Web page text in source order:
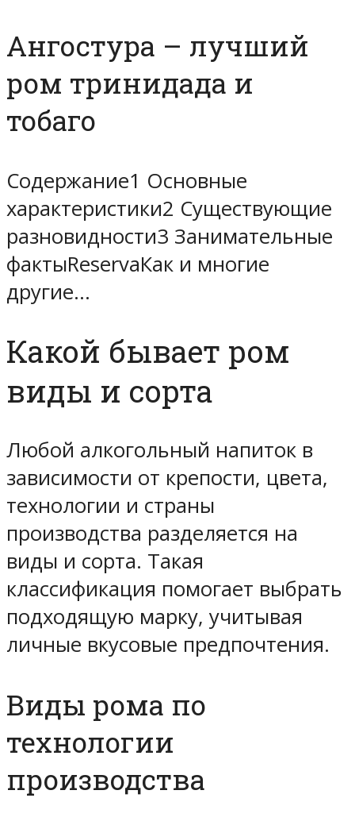
Ангостура – лучший
ром тринидада и
тобаго
Содержание1 Основные
характеристики2 Существующие
разновидности3 Занимательные
фактыReservaКак и многие
другие…
Какой бывает ром
виды и сорта
Любой алкогольный напиток в
зависимости от крепости, цвета,
технологии и страны
производства разделяется на
виды и сорта. Такая
классификация помогает выбрать
подходящую марку, учитывая
личные вкусовые предпочтения.
Виды рома по
технологии
производства